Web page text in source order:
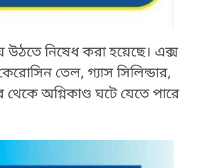
উঠতে নিষেধ করা হয়েছে। এক্স
তেল, গ্যাস সিলিন্ডার,
অগ্নিকাণ্ড ঘটে যেতে পারে